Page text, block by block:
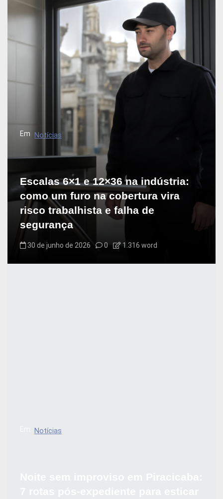
Em Notícias
Escalas 6×1 e 12×36 na indústria:
como um furo na cobertura vira
risco trabalhista e falha de
segurança
30 de junho de 2026 0 1.316 word
Notícias